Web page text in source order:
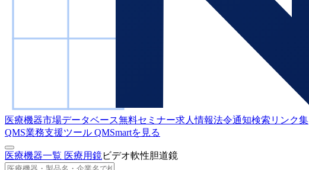
医療機器市場データベース無料セミナー求人情報法令通知検索 リンク集
QMS業務支援ツール QMSmartを見る
医療機器一覧 医療用鏡ビデオ軟性胆道鏡